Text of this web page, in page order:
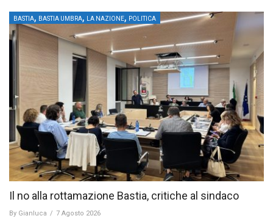
BASTIA, BASTIA UMBRA, LA NAZIONE, POLITICA
Il no alla rottamazione Bastia, critiche al sindaco
By Gianluca / 7 Agosto 2026